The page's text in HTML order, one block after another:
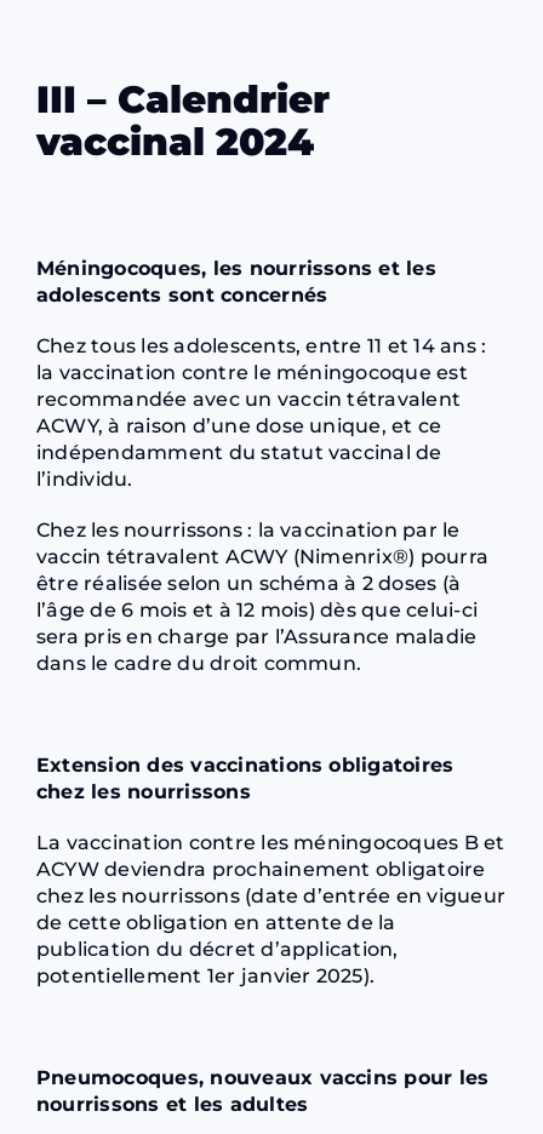
III – Calendrier
vaccinal 2024
Méningocoques, les nourrissons et les
adolescents sont concernés
Chez tous les adolescents, entre 11 et 14 ans :
la vaccination contre le méningocoque est
recommandée avec un vaccin tétravalent
ACWY, à raison d’une dose unique, et ce
indépendamment du statut vaccinal de
l’individu.
Chez les nourrissons : la vaccination par le
vaccin tétravalent ACWY (Nimenrix®) pourra
être réalisée selon un schéma à 2 doses (à
l’âge de 6 mois et à 12 mois) dès que celui-ci
sera pris en charge par l’Assurance maladie
dans le cadre du droit commun.
Extension des vaccinations obligatoires
chez les nourrissons
La vaccination contre les méningocoques B et
ACYW deviendra prochainement obligatoire
chez les nourrissons (date d’entrée en vigueur
de cette obligation en attente de la
publication du décret d’application,
potentiellement 1er janvier 2025).
Pneumocoques, nouveaux vaccins pour les
nourrissons et les adultes